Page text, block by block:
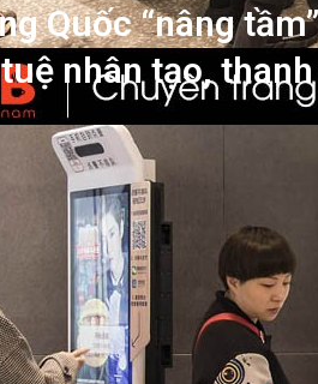
Quốc “nâng
nhân tạo,